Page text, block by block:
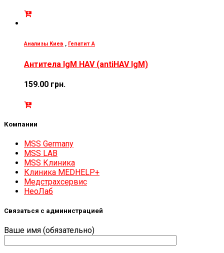
Анализы Киев , Гепатит А
Антитела IgM HAV (antiHAV IgM)
159.00 грн.
Компании
MSS Germany
MSS LAB
MSS Клиника
Клиника MEDHELP+
Медстрахсервис
НеоЛаб
Связаться с администрацией
Ваше имя (обязательно)